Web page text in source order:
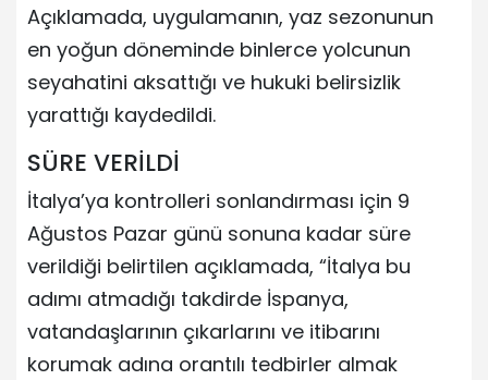
Açıklamada, uygulamanın, yaz sezonunun
en yoğun döneminde binlerce yolcunun
seyahatini aksattığı ve hukuki belirsizlik
yarattığı kaydedildi.
SÜRE VERİLDİ
İtalya’ya kontrolleri sonlandırması için 9
Ağustos Pazar günü sonuna kadar süre
verildiği belirtilen açıklamada, “İtalya bu
adımı atmadığı takdirde İspanya,
vatandaşlarının çıkarlarını ve itibarını
korumak adına orantılı tedbirler almak